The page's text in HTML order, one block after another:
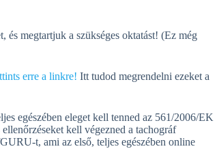
megtartjuk a szükséges oktatást! (Ez még
erre a linkre! Itt tudod megrendelni ezeket a
egészében eleget kell tenned az 561/2006/EK
kell végezned a tachográf
t, ami az első, teljes egészében online